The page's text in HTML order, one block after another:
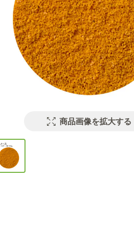
商品画像を拡大する